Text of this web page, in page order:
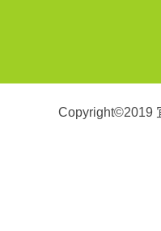
Copyright©2019